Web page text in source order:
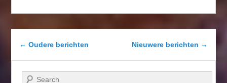
Berichtnavigatie
← Oudere berichten Nieuwere berichten →
Zoeken